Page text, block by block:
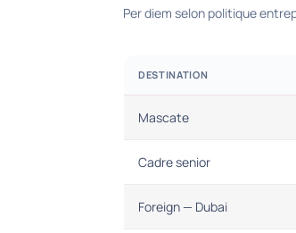
Per diem selon politique
DESTINATION
Mascate
Cadre senior
Foreign — Dubai